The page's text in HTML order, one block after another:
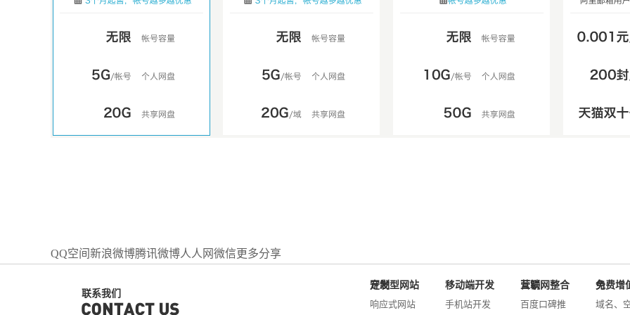
QQ空间 新浪微博腾讯微博人人网微信更多分享
联系我们
定制型网站开发
响应式网站
移动端开发
手机站开发
互联网整合营销
百度口碑推
免费增值服务
域名、